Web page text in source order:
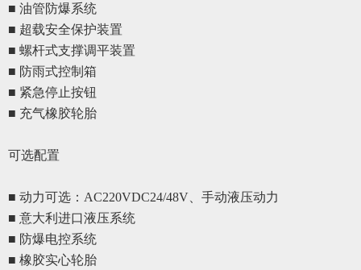
■ 油管防爆系统
■ 超载安全保护装置
■ 螺杆式支撑调平装置
■ 防雨式控制箱
■ 紧急停止按钮
■ 充气橡胶轮胎
可选配置
■ 动力可选：AC220VDC24/48V、手动液压动力
■ 意大利进口液压系统
■ 防爆电控系统
■ 橡胶实心轮胎